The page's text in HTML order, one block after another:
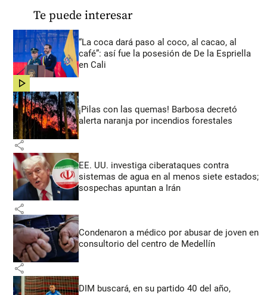
Te puede interesar
“La coca dará paso al coco, al cacao, al
café”: así fue la posesión de De la Espriella
en Cali
share
¡Pilas con las quemas! Barbosa decretó
alerta naranja por incendios forestales
share
EE. UU. investiga ciberataques contra
sistemas de agua en al menos siete estados;
sospechas apuntan a Irán
share
Condenaron a médico por abusar de joven en
consultorio del centro de Medellín
share
DIM buscará, en su partido 40 del año,